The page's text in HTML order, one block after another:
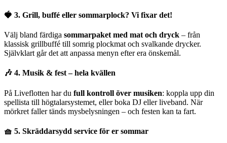
🍓 3. Grill, buffé eller sommarplock? Vi fixar det!
Välj bland färdiga sommarpaket med mat och dryck – från
klassisk grillbuffé till somrig plockmat och svalkande drycker.
Självklart går det att anpassa menyn efter era önskemål.
🎶 4. Musik & fest – hela kvällen
På Liveflotten har du full kontroll över musiken: koppla upp din
spellista till högtalarsystemet, eller boka DJ eller liveband. När
mörkret faller tänds mysbelysningen – och festen kan ta fart.
🧺 5. Skräddarsydd service för er sommar